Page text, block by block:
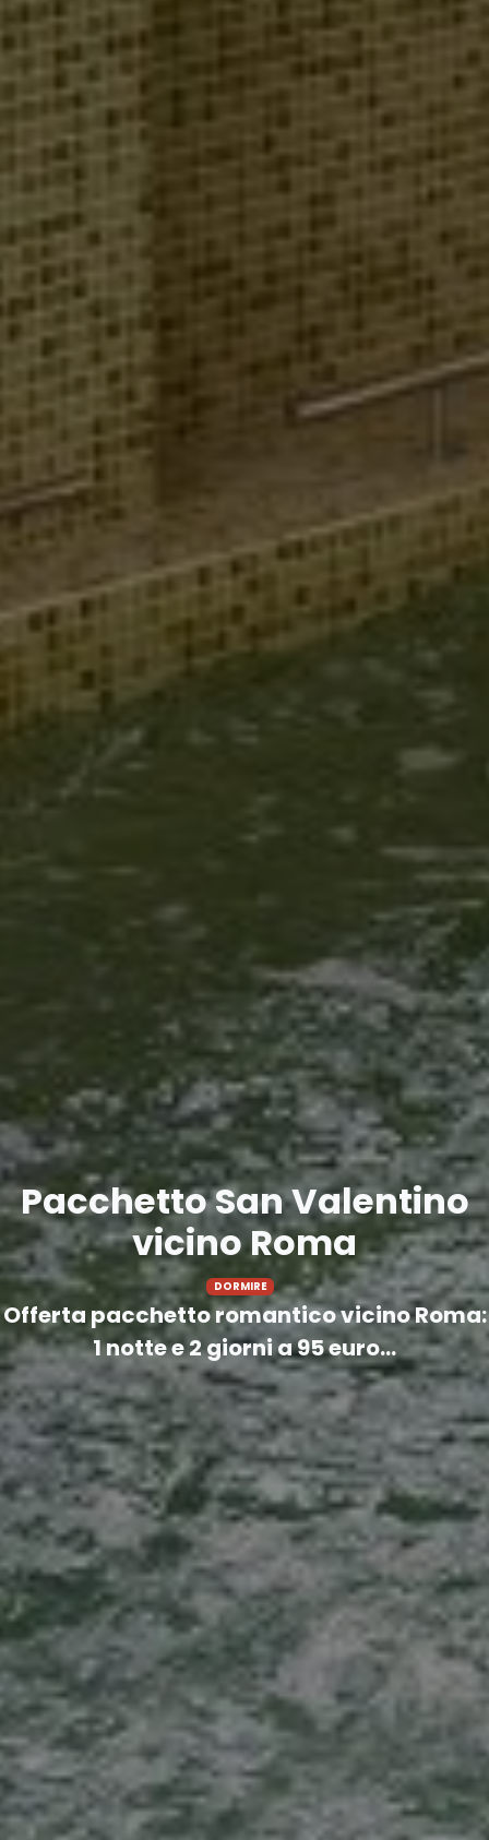
Pacchetto San Valentino
vicino Roma
DORMIRE
Offerta pacchetto romantico vicino Roma:
1 notte e 2 giorni a 95 euro...